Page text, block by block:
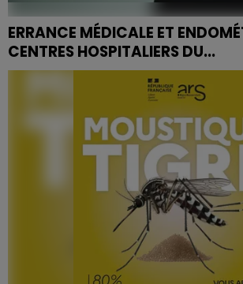
ERRANCE MÉDICALE ET
CENTRES HOSPITALIERS DU...
Le 2 juin 2026, les centres hospitaliers
et Strasbourg ont lancé
lutte contre l’endométriose. Le but est